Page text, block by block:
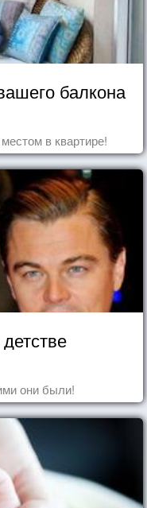
балкона
в квартире!
они были!